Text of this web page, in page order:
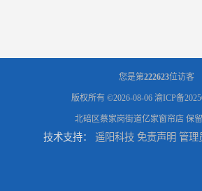
您是第222623位访客
版权所有 ©2026-08-06 渝ICP备
北碚区蔡家岗街道亿家窗帘店 保
技术支持： 遥阳科技 免责声明 管理